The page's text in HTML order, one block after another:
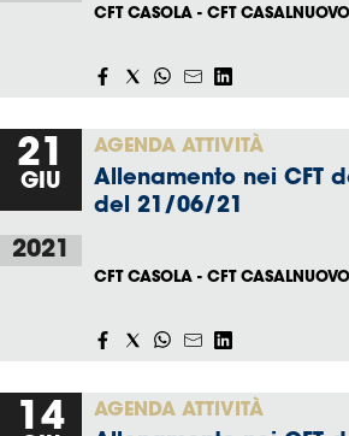
Assicurazione
Social media
CFT CASOLA - CFT CASALNUOVO
21
GIU
2021
AGENDA ATTIVITÀ
Allenamento nei CFT
del 21/06/21
CFT CASOLA - CFT CASALNUOVO
14 AGENDA ATTIVITÀ